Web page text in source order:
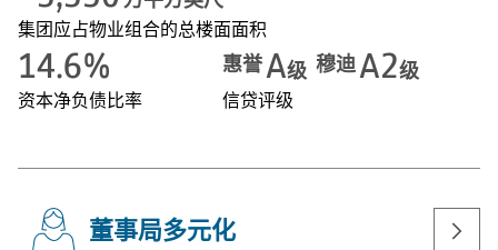
集团应占物业组合的总楼面面积
14.6%
资本净负债比率
惠誉A级 穆迪A2级
信贷评级
董事局多元化